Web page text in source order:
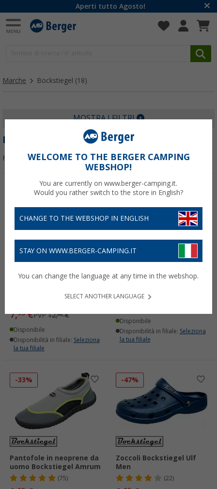
Aperti tutto Agosto!
Marche Bockstiegel (18)
MOSTRA I FILTRI
BOCKSTIEGEL
Filtrare per:
Bockstiegel Juist / Föhr:
scarpe da acqua in
(12)
7,95€PVP12,95€
Disponibile
Disponibilità in filiale: Seleziona
la tua filiale
-33%
Pantofole in neoprene da
donna Bockstiegel Sylt
Disponibile
Disponibilità in filiale: Seleziona
la tua filiale
-33%
Pantofole in neoprene da
uomo Bockstiegel Amrum
(75)
-47%
Zoccoli Bockstiegel Ulf
Men
(22)
WELCOME TO THE BERGER CAMPING
WEBSHOP!
You are currently on www.berger-camping.it.
Would you rather switch to the store in English?
CHANGE TO THE WEBSHOP IN ENGLISH
STAY ON WWW.BERGER-CAMPING.IT
You can change the language at any time in the webshop.
SELECT ANOTHER LANGUAGE